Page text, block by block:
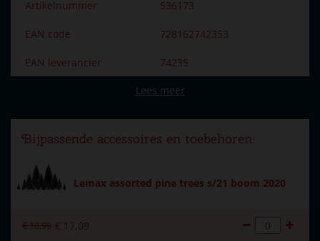
Artikelnummer 536173
EAN code 728162742353
EAN leverancier 74235
Lemax
Dorpsnaam General
Locatie 104-L
Soort Accessoires
Met verlichting
Lees meer
Bijpassende accessoires en toebehoren:
Lemax assorted pine trees s/21 boom 2020
€18,99 € 17,09